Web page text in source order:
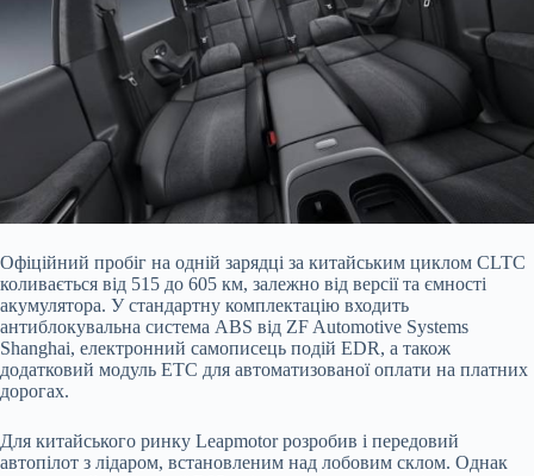
Офіційний пробіг на одній зарядці за китайським циклом CLTC
коливається від 515 до 605 км, залежно від версії та ємності
акумулятора. У стандартну комплектацію входить
антиблокувальна система ABS від ZF Automotive Systems
Shanghai, електронний самописець подій EDR, а також
додатковий модуль ETC для автоматизованої оплати на платних
дорогах.
Для китайського ринку Leapmotor розробив і передовий
автопілот з лідаром, встановленим над лобовим склом. Однак